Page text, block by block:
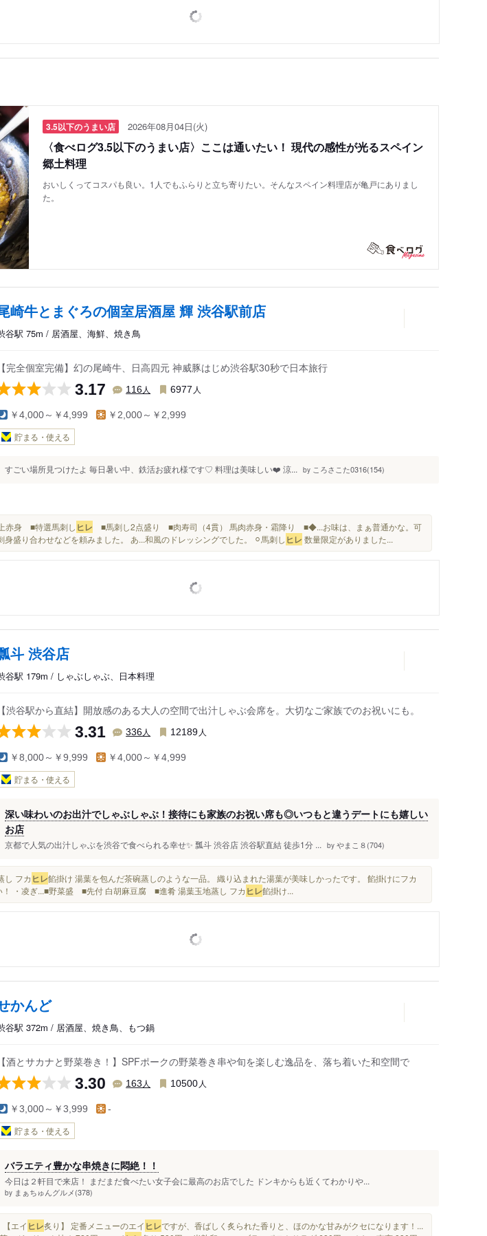
3.5以下のうまい店 2026年08月04日(火)
〈食べログ3.5以下のうまい店〉ここは通いたい！ 現代の感性が光るスペイン
郷土料理
おいしくってコスパも良い。1人でもふらりと立ち寄りたい。そんなスペイン料理店が亀戸にありまし
た。
崎牛とまぐろの個室居酒屋 輝 渋谷駅前店
谷駅 75m / 居酒屋、海鮮、焼き鳥
【完全個室完備】幻の尾崎牛、日高四元 神威豚はじめ渋谷駅30秒で日本旅行
3.17 116人 6977 人
￥4,000～￥4,999 ￥2,000～￥2,999
貯まる・使える
すごい場所見つけたよ 毎日暑い中、鉄活お疲れ様です♡ 料理は美味しい❤️ 涼... by ころさこた0316(154)
赤身 ■特選馬刺し ヒレ ■馬刺し2点盛り ■肉寿司（4貫） 馬肉赤身・霜降り ■◆...お味は、まぁ普通かな。可
刺身盛り合わせなどを頼みました。 あ...和風のドレッシングでした。 ⚪︎馬刺し ヒレ 数量限定がありました...
斗 渋谷店
谷駅 179m / しゃぶしゃぶ、日本料理
【渋谷駅から直結】開放感のある大人の空間で出汁しゃぶ会席を。大切なご家族でのお祝いにも。
3.31 336人 12189 人
￥8,000～￥9,999 ￥4,000～￥4,999
貯まる・使える
深い味わいのお出汁でしゃぶしゃぶ！接待にも家族のお祝い席も◎いつもと違うデートにも嬉しい
お店
京都で人気の出汁しゃぶを渋谷で食べられる幸せ✨ 瓢斗 渋谷店 渋谷駅直結 徒歩1分 ... by やまこ８(704)
し フカ ヒレ餡掛け 湯葉を包んだ茶碗蒸しのような一品。 織り込まれた湯葉が美味しかったです。 餡掛けにフカ
！ ・凌ぎ...■野菜盛 ■先付 白胡麻豆腐 ■進肴 湯葉玉地蒸し フカ ヒレ餡掛け...
かんど
谷駅 372m / 居酒屋、焼き鳥、もつ鍋
【酒とサカナと野菜巻き！】SPFポークの野菜巻き串や旬を楽しむ逸品を、落ち着いた和空間で
3.30 163 人 10500 人
￥3,000～￥3,999 -
貯まる・使える
バラエティ豊かな串焼きに悶絶！！
今日は２軒目で来店！ まだまだ食べたい女子会に最高のお店でした ドンキからも近くてわかりや...
by まぁちゅんグルメ(378)
エイ ヒレ炙り】 定番メニューのエイ ヒレですが、香ばしく炙られた香りと、ほのかな甘みがクセになります！...